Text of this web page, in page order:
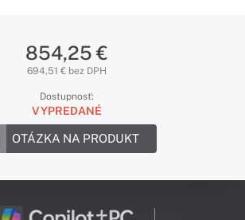
854,25 €
694,51 € bez DPH
Dostupnosť:
VYPREDANÉ
OTÁZKA NA PRODUKT